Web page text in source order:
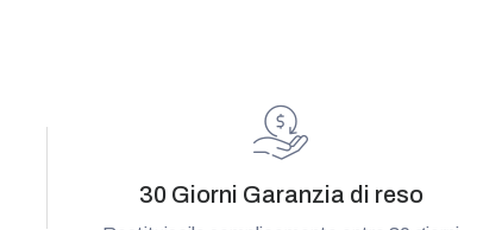
30 Giorni Garanzia di reso